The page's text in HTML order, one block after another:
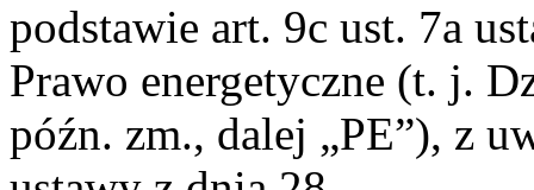
podstawie art. 9c ust. 7a
Prawo energetyczne (t. j.
późn. zm., dalej „PE”), z